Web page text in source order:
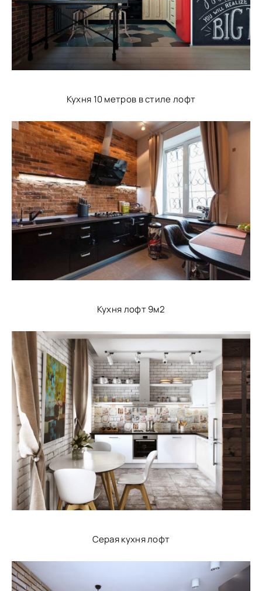
Кухня 10 метров в стиле лофт
Кухня лофт 9м2
Серая кухня лофт